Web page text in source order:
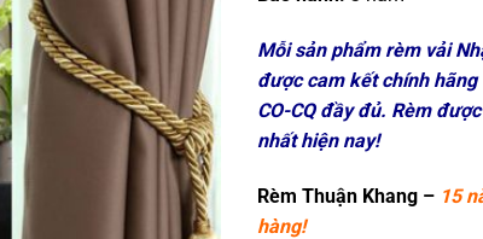
Mỗi sản phẩm rèm vải
được cam kết chính
CO-CQ đầy đủ. Rèm
nhất hiện nay!
Rèm Thuận Khang – 15
hàng!